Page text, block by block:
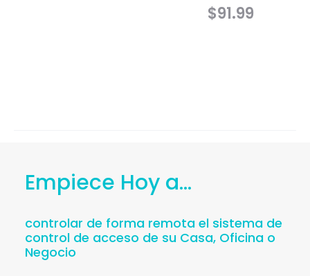
$91.99
Empiece Hoy a...
controlar de forma remota el sistema de
control de acceso de su Casa, Oficina o
Negocio